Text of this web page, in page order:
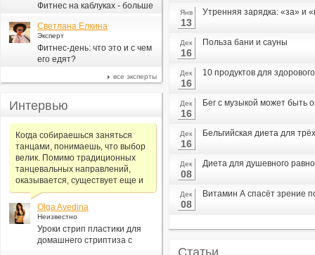
Янв
13
Утренняя зарядка: «за» и
Дек
16
Польза бани и сауны
Дек
16
10 продуктов для
Дек
16
Бег с музыкой может быть
Дек
16
Бельгийская диета для
Дек
08
Диета для душевного
Дек
08
Витамин А спасёт зрение
Статьи
Фитнес на каблуках - больше
Светлана Елкина
Эксперт
Фитнес-день: что это и с чем
его едят?
все эксперты
Интервью
Когда собираешься заняться
танцами, понимаешь, что выбор
велик. Помимо традиционных
танцевальных направлений,
оказывается, существует еще и
Olga Avedina
Неизвестно
Уроки стрип пластики для
домашнего стриптиза с